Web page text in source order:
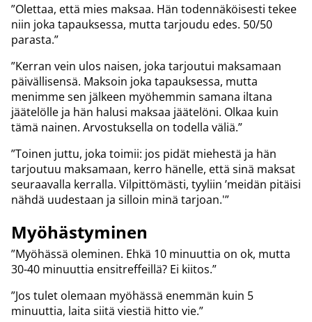
”Olettaa, että mies maksaa. Hän todennäköisesti tekee
niin joka tapauksessa, mutta tarjoudu edes. 50/50
parasta.”
”Kerran vein ulos naisen, joka tarjoutui maksamaan
päivällisensä. Maksoin joka tapauksessa, mutta
menimme sen jälkeen myöhemmin samana iltana
jäätelölle ja hän halusi maksaa jäätelöni. Olkaa kuin
tämä nainen. Arvostuksella on todella väliä.”
”Toinen juttu, joka toimii: jos pidät miehestä ja hän
tarjoutuu maksamaan, kerro hänelle, että sinä maksat
seuraavalla kerralla. Vilpittömästi, tyyliin ’meidän pitäisi
nähdä uudestaan ja silloin minä tarjoan.'”
Myöhästyminen
”Myöhässä oleminen. Ehkä 10 minuuttia on ok, mutta
30-40 minuuttia ensitreffeillä? Ei kiitos.”
”Jos tulet olemaan myöhässä enemmän kuin 5
minuuttia, laita siitä viestiä hitto vie.”